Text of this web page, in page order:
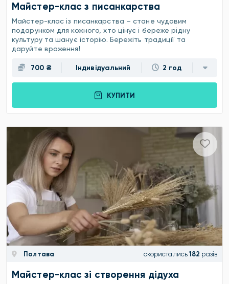
Майстер-клас з писанкарства
Майстер-клас із писанкарства – стане чудовим
подарунком для кожного, хто цінує і береже рідну
культуру та шанує історію. Бережіть традиції та
даруйте враження!
700 ₴ Індивідуальний 2 год
КУПИТИ
Полтава скористались 182 разів
Майстер-клас зі створення дідуха